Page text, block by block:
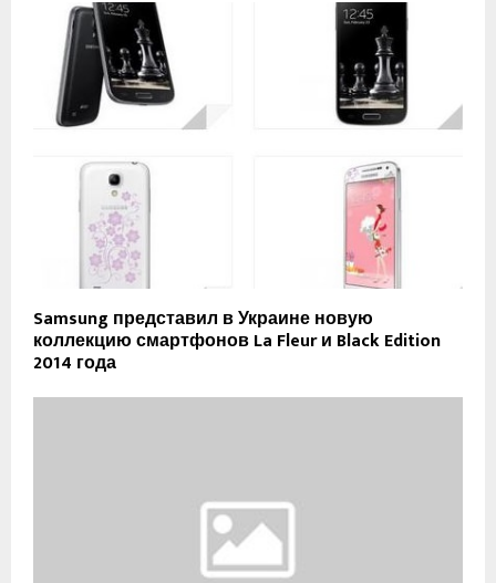
Samsung представил в Украине новую
коллекцию смартфонов La Fleur и Black Edition
2014 года